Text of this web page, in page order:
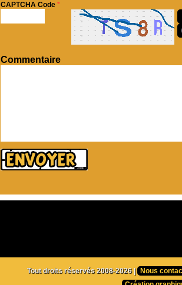
CAPTCHA Code *
Commentaire
Tout droits réservés 2008-2026 |
Nous